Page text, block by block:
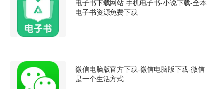
电子书下载网站 手机电子书-小说下载-全本
电子书资源免费下载
微信电脑版官方下载-微信电脑版下载-微信
是一个生活方式